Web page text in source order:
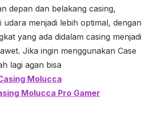
depan dan belakang casing,
udara menjadi lebih optimal, dengan
yang ada didalam casing menjadi
Jika ingin menggunakan Case
lagi agan bisa
Molucca
Molucca Pro Gamer